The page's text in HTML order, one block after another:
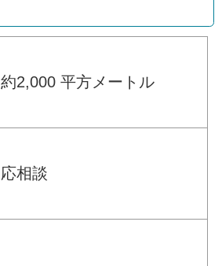
約2,000 平方メートル
応相談